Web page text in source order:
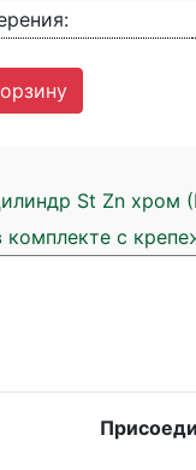
St Zn хром
с